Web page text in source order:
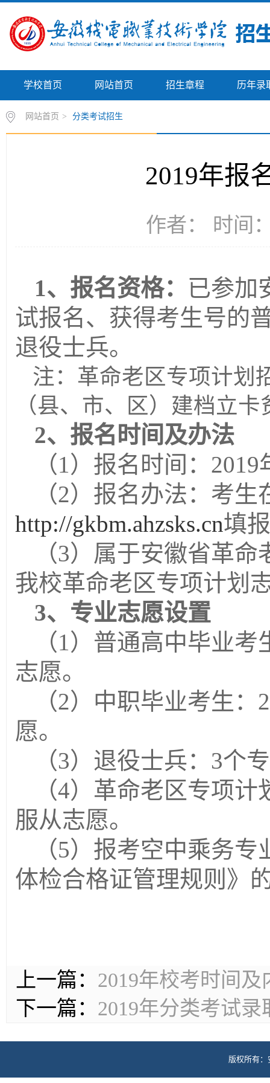
学校首页 网站首页 招生章程 历年录
网站首页 > 分类考试招生
2019年报
作者： 时间
1、报名资格： 已参加
试报名、 获得考生号的
退役士兵。
注：革命老区专项计划
（县、市、区）建档立
2、报名时间及办法
（1）报名时间： 2019
（2）报名办法：考生
http://gkbm.ahzsks.cn填报
（3）属于安徽省革命
我校革命老区专项计划
3、专业志愿设置
（1）普通高中毕业考
志愿。
（2）中职毕业考生：
愿。
（3）退役士兵： 3个
（4）革命老区专项计
服从志愿。
（5）报考空中乘务专
体检合格证管理规则》
上一篇： 2019年校考时间及
下一篇： 2019年分类考试
版权所有